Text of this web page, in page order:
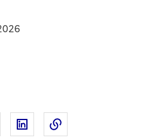
sur Twitter
Partager sur Facebook
Partager sur Linkedin